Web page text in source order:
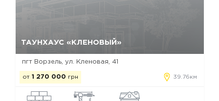
ТАУНХАУС «КЛЕНОВЫЙ»
пгт Ворзель, ул. Кленовая, 41
от 1 270 000 грн 39.76км